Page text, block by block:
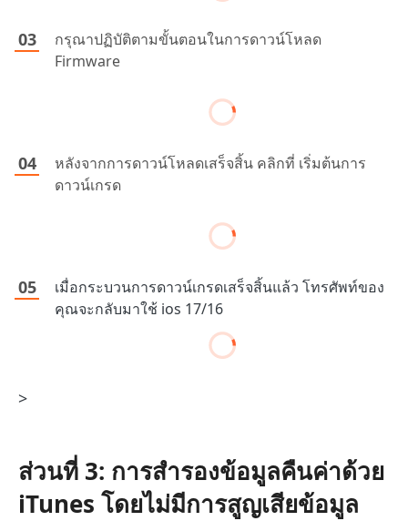
กรุณาปฏิบัติตามขั้นตอนในการดาวน์โหลด
Firmware
หลังจากการดาวน์โหลดเสร็จสิ้น คลิกที่ เริ่มต้นการ
ดาวน์เกรด
เมื่อกระบวนการดาวน์เกรดเสร็จสิ้นแล้ว โทรศัพท์ของ
คุณจะกลับมาใช้ ios 17/16
>
ส่วนที่ 3: การสำรองข้อมูลคืนค่าด้วย
iTunes โดยไม่มีการสูญเสียข้อมูล